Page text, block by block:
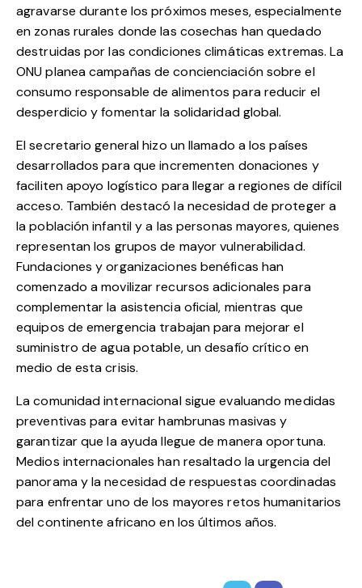
agravarse durante los próximos meses, especialmente
en zonas rurales donde las cosechas han quedado
destruidas por las condiciones climáticas extremas. La
ONU planea campañas de concienciación sobre el
consumo responsable de alimentos para reducir el
desperdicio y fomentar la solidaridad global.
El secretario general hizo un llamado a los países
desarrollados para que incrementen donaciones y
faciliten apoyo logístico para llegar a regiones de difícil
acceso. También destacó la necesidad de proteger a
la población infantil y a las personas mayores, quienes
representan los grupos de mayor vulnerabilidad.
Fundaciones y organizaciones benéficas han
comenzado a movilizar recursos adicionales para
complementar la asistencia oficial, mientras que
equipos de emergencia trabajan para mejorar el
suministro de agua potable, un desafío crítico en
medio de esta crisis.
La comunidad internacional sigue evaluando medidas
preventivas para evitar hambrunas masivas y
garantizar que la ayuda llegue de manera oportuna.
Medios internacionales han resaltado la urgencia del
panorama y la necesidad de respuestas coordinadas
para enfrentar uno de los mayores retos humanitarios
del continente africano en los últimos años.